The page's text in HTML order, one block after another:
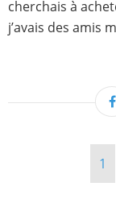
cherchais à
j’avais des amis
1